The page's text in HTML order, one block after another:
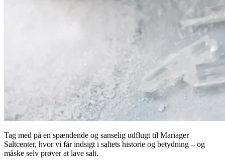
Tag med på en spændende og sanselig udflugt til Mariager
Saltcenter, hvor vi får indsigt i saltets historie og betydning – og
måske selv prøver at lave salt.